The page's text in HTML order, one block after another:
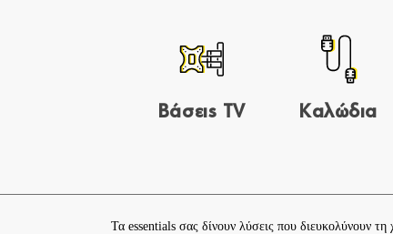
Βάσεις TV Καλώδια
Τα essentials σας δίνουν λύσεις που διευκολύνουν